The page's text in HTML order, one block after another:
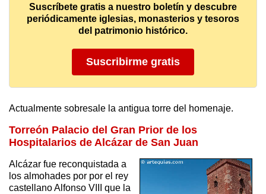
Suscríbete gratis a nuestro boletín y descubre
periódicamente iglesias, monasterios y tesoros
del patrimonio histórico.
Suscribirme gratis
Actualmente sobresale la antigua torre del homenaje.
Torreón Palacio del Gran Prior de los
Hospitalarios de Alcázar de San Juan
Alcázar fue reconquistada a
los almohades por por el rey
castellano Alfonso VIII que la